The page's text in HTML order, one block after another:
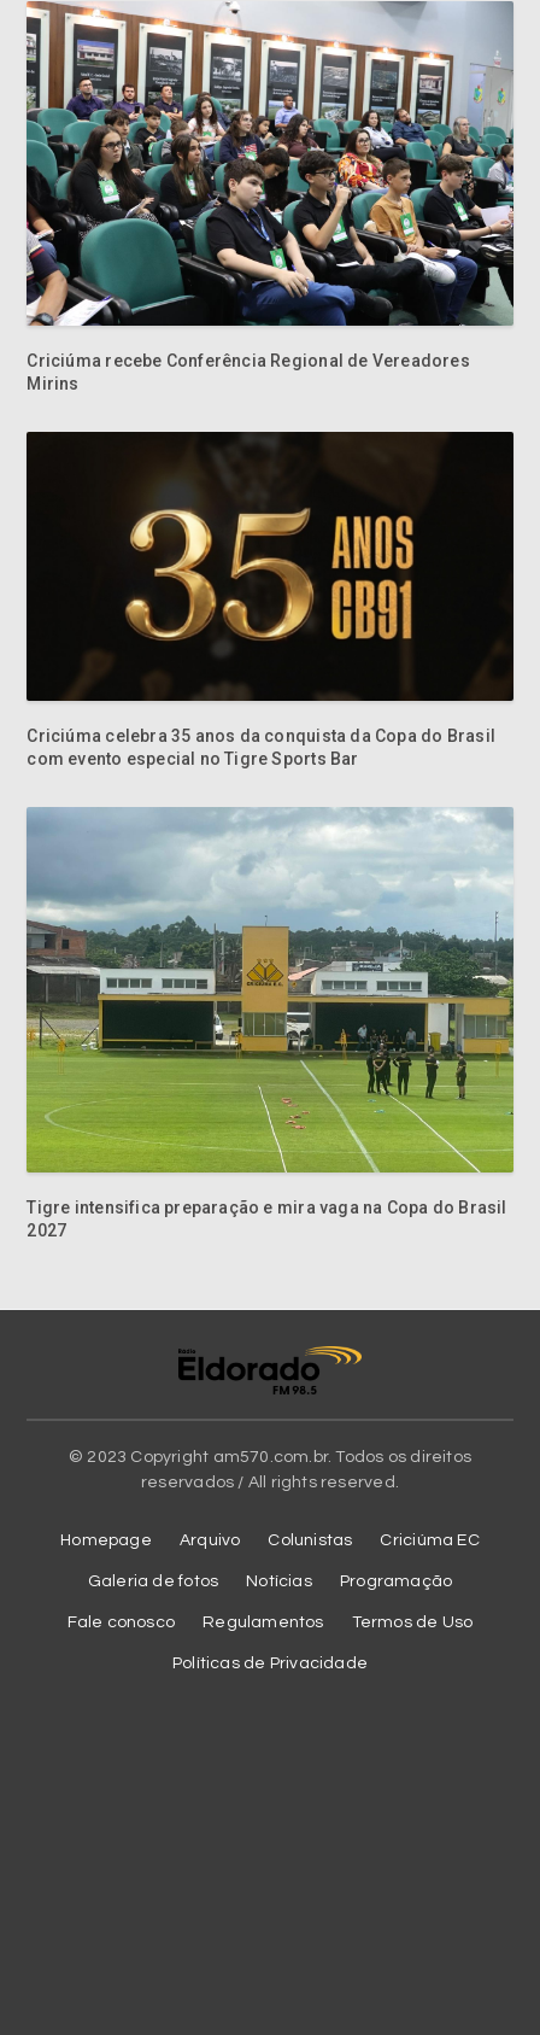
Criciúma recebe Conferência Regional de Vereadores
Mirins
Criciúma celebra 35 anos da conquista da Copa do Brasil
com evento especial no Tigre Sports Bar
Tigre intensifica preparação e mira vaga na Copa do Brasil
2027
© 2023 Copyright am570.com.br. Todos os direitos
reservados / All rights reserved.
Homepage Arquivo Colunistas Criciúma EC
Galeria de fotos Notícias Programação
Fale conosco Regulamentos Termos de Uso
Políticas de Privacidade